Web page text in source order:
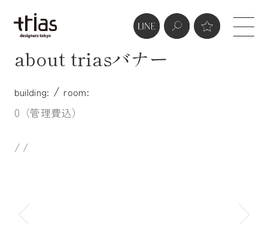
about triasバナー
building: / room:
0（管理費込）
/ /